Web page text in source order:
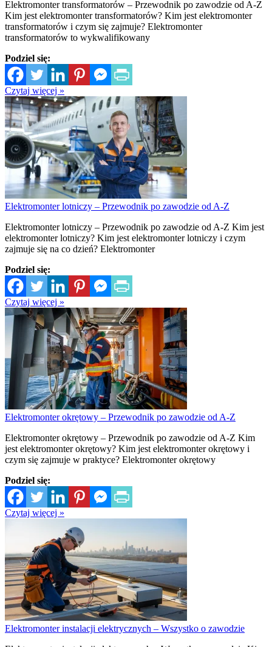
Elektromonter transformatorów – Przewodnik po zawodzie od A-Z
Kim jest elektromonter transformatorów? Kim jest elektromonter
transformatorów i czym się zajmuje? Elektromonter
transformatorów to wykwalifikowany
Podziel się:
Czytaj więcej »
Elektromonter lotniczy – Przewodnik po zawodzie od A-Z
Elektromonter lotniczy – Przewodnik po zawodzie od A-Z Kim jest
elektromonter lotniczy? Kim jest elektromonter lotniczy i czym
zajmuje się na co dzień? Elektromonter
Podziel się:
Czytaj więcej »
Elektromonter okrętowy – Przewodnik po zawodzie od A-Z
Elektromonter okrętowy – Przewodnik po zawodzie od A-Z Kim
jest elektromonter okrętowy? Kim jest elektromonter okrętowy i
czym się zajmuje w praktyce? Elektromonter okrętowy
Podziel się:
Czytaj więcej »
Elektromonter instalacji elektrycznych – Wszystko o zawodzie